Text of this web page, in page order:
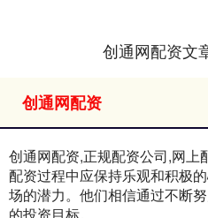
创通网配资文
创通网配资
创通网配资,正规配资公司,网上
配资过程中应保持乐观和积极
场的潜力。他们相信通过不断